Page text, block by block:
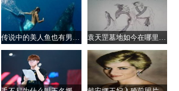
于约柜的报道使我们可以肯定的知道，
那么找到它就只是时间的问题了。
子做的，长约1.31米，高和宽都是0.79
传说中的美人鱼也有男性 古籍记载多有丑陋者 袁天罡墓地如今在哪里？他的墓为什么不敢挖